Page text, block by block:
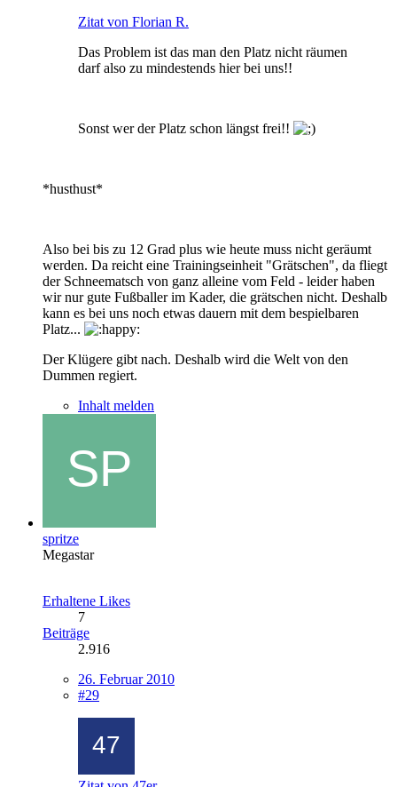
Zitat von Florian R.
Das Problem ist das man den Platz nicht räumen
darf also zu mindestends hier bei uns!!
Sonst wer der Platz schon längst frei!!
*husthust*
Also bei bis zu 12 Grad plus wie heute muss nicht geräumt
werden. Da reicht eine Trainingseinheit "Grätschen", da fliegt
der Schneematsch von ganz alleine vom Feld - leider haben
wir nur gute Fußballer im Kader, die grätschen nicht. Deshalb
kann es bei uns noch etwas dauern mit dem bespielbaren
Platz...
Der Klügere gibt nach. Deshalb wird die Welt von den
Dummen regiert.
Inhalt melden
spritze
Megastar
Erhaltene Likes
7
Beiträge
2.916
26. Februar 2010
#29